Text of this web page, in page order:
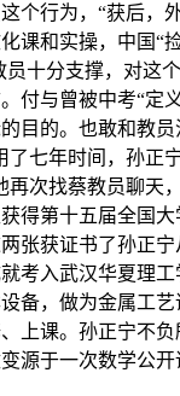
个行为，“获后，
课和实操，中国“
员十分支撑，对
付与曾被中考“定
目的。也敢和教
七年时间，孙
次找蔡教员聊天
得第十五届全国
张获证书了孙正
考入武汉华夏理
备，做为金属工
上课。孙正宁不
源于一次数学公